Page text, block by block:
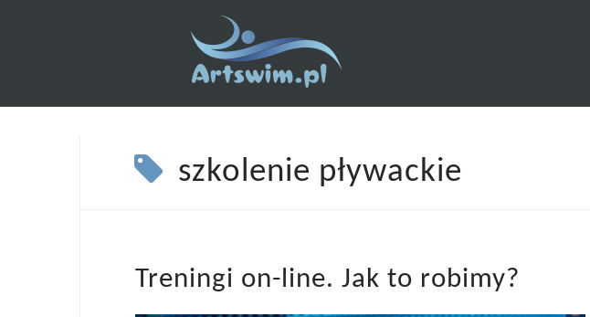
szkolenie pływackie
Treningi on-line. Jak to robimy?